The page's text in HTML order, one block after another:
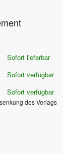
Sofort lieferbar
Sofort verfügbar
des Verlags
Sofort verfügbar